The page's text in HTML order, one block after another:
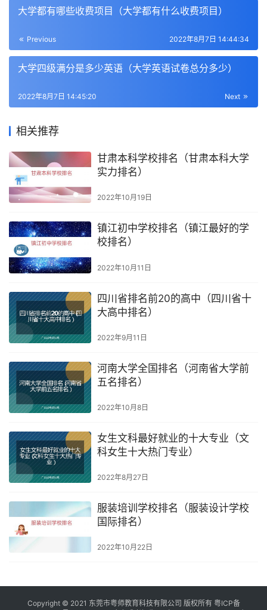
大学都有哪些收费项目（大学都有什么收费项目）
Previous 2022年8月7日 14:44:34
大学四级满分是多少英语（大学英语试卷总分多少）
Next
2022年8月7日 14:45:20
相关推荐
甘肃本科学校排名（甘肃本科大学
实力排名）
2022年10月19日
镇江初中学校排名（镇江最好的学
校排名）
2022年10月11日
四川省排名前20的高中（四川省十
大高中排名）
2022年9月11日
河南大学全国排名（河南省大学前
五名排名）
2022年10月8日
女生文科最好就业的十大专业（文
科女生十大热门专业）
2022年8月27日
服装培训学校排名（服装设计学校
国际排名）
2022年10月22日
Copyright © 2021 东莞市粤师教育科技有限公司 版权所有 粤ICP备